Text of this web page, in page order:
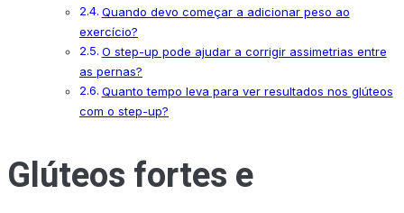
Quando devo começar a adicionar peso ao
exercício?
O step-up pode ajudar a corrigir assimetrias entre
as pernas?
Quanto tempo leva para ver resultados nos glúteos
com o step-up?
Glúteos fortes e